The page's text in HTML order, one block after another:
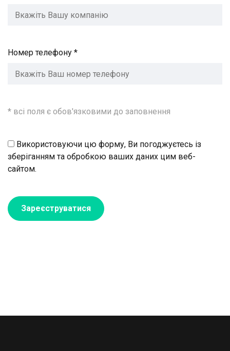
Номер телефону *
* всі поля є обов'язковими до заповнення
Використовуючи цю форму, Ви погоджуєтесь із
зберіганням та обробкою ваших даних цим веб-
сайтом.